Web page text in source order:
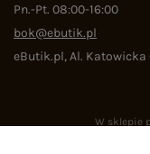
Pn.-Pt. 08:00-16:00
bok@ebutik.pl
eButik.pl,Al. Katowicka
W sklepie